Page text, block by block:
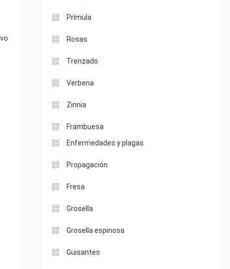
Prímula
Rosas
Trenzado
Verbena
Zinnia
Frambuesa
Enfermedades y plagas
Propagación
Fresa
Grosella
Grosella espinosa
Guisantes